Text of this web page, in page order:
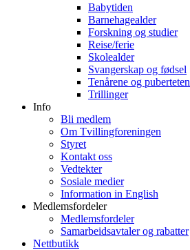
Babytiden
Barnehagealder
Forskning og studier
Reise/ferie
Skolealder
Svangerskap og fødsel
Tenårene og puberteten
Trillinger
Info
Bli medlem
Om Tvillingforeningen
Styret
Kontakt oss
Vedtekter
Sosiale medier
Information in English
Medlemsfordeler
Medlemsfordeler
Samarbeidsavtaler og rabatter
Nettbutikk